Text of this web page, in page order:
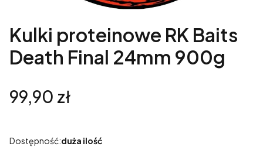
Kulki proteinowe RK Baits
Death Final 24mm 900g
Cena
99,90 zł
Dostępność:duża ilość